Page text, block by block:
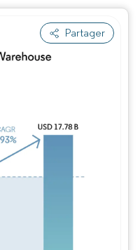
Partager